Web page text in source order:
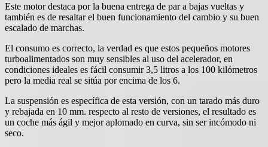
Este motor destaca por la buena entrega de par a bajas vueltas y
también es de resaltar el buen funcionamiento del cambio y su buen
escalado de marchas.
El consumo es correcto, la verdad es que estos pequeños motores
turboalimentados son muy sensibles al uso del acelerador, en
condiciones ideales es fácil consumir 3,5 litros a los 100 kilómetros
pero la media real se sitúa por encima de los 6.
La suspensión es específica de esta versión, con un tarado más duro
y rebajada en 10 mm. respecto al resto de versiones, el resultado es
un coche más ágil y mejor aplomado en curva, sin ser incómodo ni
seco.